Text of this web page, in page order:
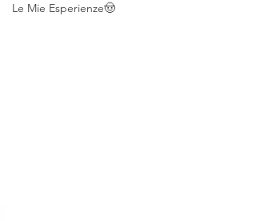
Le Mie Esperienze🤠